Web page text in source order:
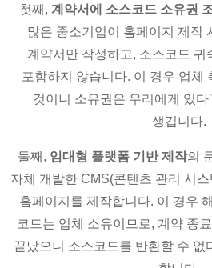
첫째, 계약서에 소스코드 소유권
많은 중소기업이 홈페이지 제작
계약서만 작성하고, 소스코드 귀
포함하지 않습니다. 이 경우 업체
것이니 소유권은 우리에게 있
생깁니다.
둘째, 임대형 플랫폼 기반 제작의
자체 개발한 CMS(콘텐츠 관리 시
홈페이지를 제작합니다. 이 경우
코드는 업체 소유이므로, 계약 종
끝났으니 소스코드를 반환할 수 없